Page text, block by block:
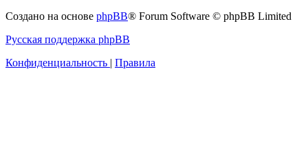
Создано на основе phpBB® Forum Software © phpBB Limited
Русская поддержка phpBB
Конфиденциальность | Правила